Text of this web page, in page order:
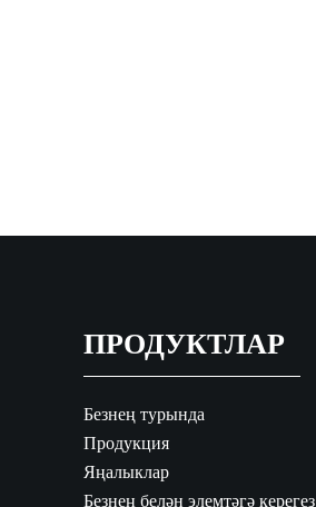
ПРОДУКТЛАР
Безнең турында
Продукция
Яңалыклар
Безнең белән элемтәгә керегез